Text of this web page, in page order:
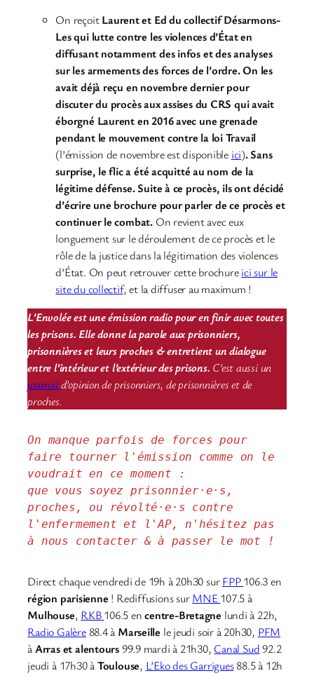
On reçoitLaurent et Ed du collectif Désarmons-
Les qui lutte contre les violences d’État en
diffusant notamment des infos et des analyses
sur les armements des forces de l’ordre. On les
avait déjà reçu en novembre dernier pour
discuter du procès aux assises du CRS qui avait
éborgné Laurent en 2016 avec une grenade
pendant le mouvement contre la loi Travail
(l’émission de novembre est disponible ici). Sans
surprise, le flic a été acquitté au nom de la
légitime défense. Suite à ce procès, ils ont décidé
d’écrire une brochure pour parler de ce procès et
continuer le combat.On revient avec eux
longuement sur le déroulement de ce procès et le
rôle de la justice dans la légitimation des violences
d’État. On peut retrouver cette brochureici sur le
site du collectif, et la diffuser au maximum !
L’Envolée est une émission radio pour en finir avec toutes
les prisons. Elle donne la parole aux prisonniers,
prisonnières et leurs proches & entretient un dialogue
entre l’intérieur et l’extérieur des prisons. C’est aussi un
journald’opinion de prisonniers, de prisonnières et de
proches.
On manque parfois de forces pour
faire tourner l'émission comme on le
voudrait en ce moment :
que vous soyez prisonnier·e·s,
proches, ou révolté·e·s contre
l'enfermement et l'AP, n'hésitez pas
à nous contacter & à passer le mot !
Direct chaque vendredi de 19h à 20h30 surFPP106.3 en
région parisienne ! Rediffusions surMNE107.5 à
Mulhouse, RKB106.5 encentre-Bretagne lundi à 22h,
Radio Galère88.4 à Marseille le jeudi soir à 20h30, PFM
àArras et alentours99.9 mardi à 21h30, Canal Sud92.2
jeudi à 17h30 àToulouse, L’Eko des Garrigues88.5 à 12h